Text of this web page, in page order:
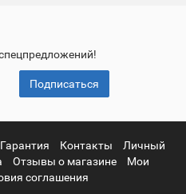
Подписаться
Гарантия Контакты
Личный
Отзывы о магазине
Мои
соглашения